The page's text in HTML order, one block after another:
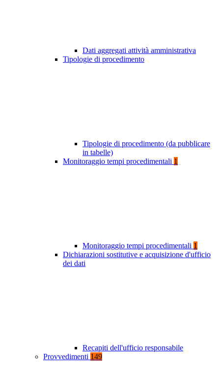
Dati aggregati attività amministrativa
Tipologie di procedimento
Tipologie di procedimento (da pubblicare
in tabelle)
Monitoraggio tempi procedimentali 1
Monitoraggio tempi procedimentali 1
Dichiarazioni sostitutive e acquisizione d'ufficio
dei dati
Recapiti dell'ufficio responsabile
Provvedimenti 149